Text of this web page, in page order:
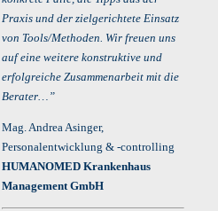
Praxis und der zielgerichtete Einsatz
von Tools/Methoden. Wir freuen uns
auf eine weitere konstruktive und
erfolgreiche Zusammenarbeit mit die
Berater…”
Mag. Andrea Asinger,
Personalentwicklung & -controlling
HUMANOMED Krankenhaus
Management GmbH